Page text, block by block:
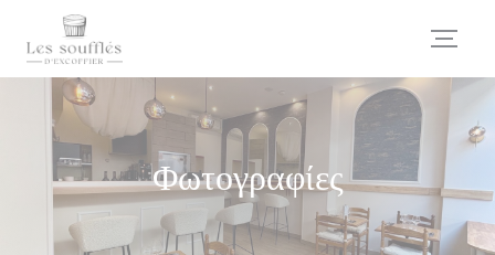
Πίνακας διαχείρισης "Μπισκότων" (Cookies)
Φωτογραφίες